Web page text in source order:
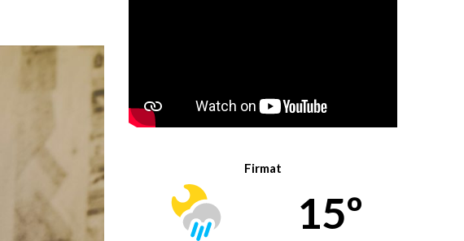
Firmat
15º